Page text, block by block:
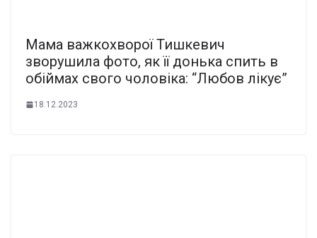
Мама важкохворої Тишкевич
зворушила фото, як її донька спить в
обіймах свого чоловіка: “Любов лікує”
18.12.2023